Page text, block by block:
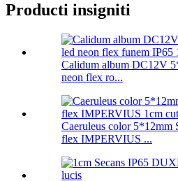
Producti insigniti
Calidum album DC12V
neon flex ro...
Caeruleus color 5*12mm
flex IMPERVIUS ...